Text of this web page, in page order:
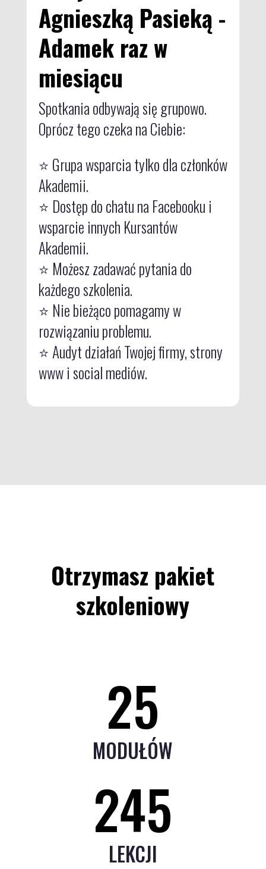
Agnieszką Pasieką -
Adamek raz w
miesiącu
Spotkania odbywają się grupowo.
Oprócz tego czeka na Ciebie:
⭐ Grupa wsparcia tylko dla członków
Akademii.
⭐ Dostęp do chatu na Facebooku i
wsparcie innych Kursantów
Akademii.
⭐ Możesz zadawać pytania do
każdego szkolenia.
⭐ Nie bieżąco pomagamy w
rozwiązaniu problemu.
⭐ Audyt działań Twojej firmy, strony
www i social mediów.
Otrzymasz pakiet
szkoleniowy
25
MODUŁÓW
245
LEKCJI